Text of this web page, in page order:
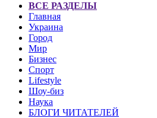
ВСЕ РАЗДЕЛЫ
Главная
Украина
Город
Мир
Бизнес
Спорт
Lifestyle
Шоу-биз
Наука
БЛОГИ ЧИТАТЕЛЕЙ